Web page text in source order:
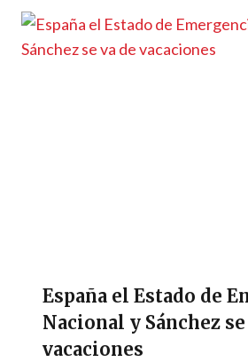
España el Estado de
Nacional y Sánchez se
vacaciones